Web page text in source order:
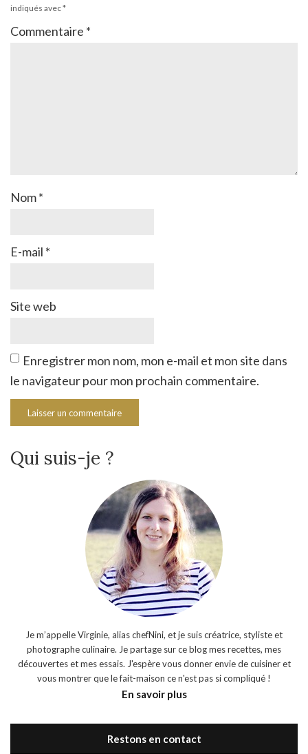
indiqués avec*
Commentaire *
Nom*
E-mail *
Site web
Enregistrer mon nom, mon e-mail et mon site dans
le navigateur pour mon prochain commentaire.
Qui suis-je ?
Je m’appelle Virginie, alias chefNini, et je suis créatrice, styliste et
photographe culinaire. Je partage sur ce blog mes recettes, mes
découvertes et mes essais. J'espère vous donner envie de cuisiner et
vous montrer que le fait-maison ce n'est pas si compliqué !
En savoir plus
Restons en contact